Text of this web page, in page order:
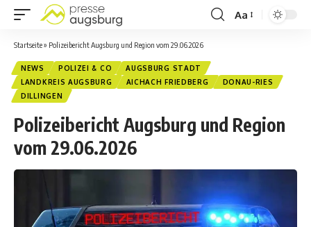
Aa
Startseite» Polizeibericht Augsburg und Region vom 29.06.2026
NEWS POLIZEI & CO
AUGSBURG STADT
LANDKREIS AUGSBURG
AICHACH FRIEDBERG
DONAU-RIES
DILLINGEN
Polizeibericht Augsburg und Region
vom 29.06.2026